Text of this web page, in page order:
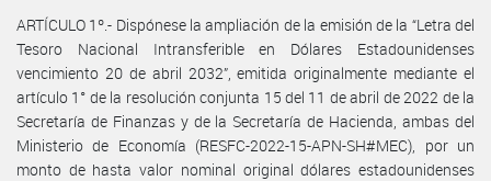
ARTÍCULO 1º.- Dispónese la ampliación de la emisión de la “Letra del
Tesoro Nacional Intransferible en Dólares Estadounidenses
vencimiento 20 de abril 2032”, emitida originalmente mediante el
artículo 1° de la resolución conjunta 15 del 11 de abril de 2022 de la
Secretaría de Finanzas y de la Secretaría de Hacienda, ambas del
Ministerio de Economía (RESFC-2022-15-APN-SH#MEC), por un
monto de hasta valor nominal original dólares estadounidenses